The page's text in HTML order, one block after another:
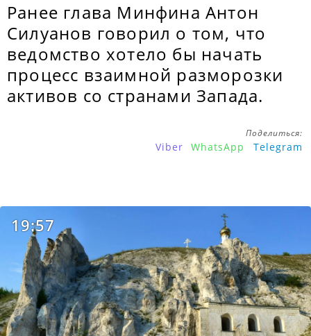
Ранее глава Минфина Антон
Силуанов говорил о том, что
ведомство хотело бы начать
процесс взаимной разморозки
активов со странами Запада.
Поделиться:
Viber WhatsApp Telegram
19:57